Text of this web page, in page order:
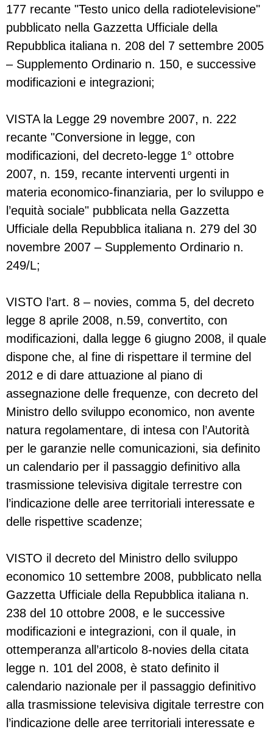
177 recante "Testo unico della radiotelevisione"
pubblicato nella Gazzetta Ufficiale della
Repubblica italiana n. 208 del 7 settembre 2005
– Supplemento Ordinario n. 150, e successive
modificazioni e integrazioni;
VISTA la Legge 29 novembre 2007, n. 222
recante "Conversione in legge, con
modificazioni, del decreto-legge 1° ottobre
2007, n. 159, recante interventi urgenti in
materia economico-finanziaria, per lo sviluppo e
l’equità sociale" pubblicata nella Gazzetta
Ufficiale della Repubblica italiana n. 279 del 30
novembre 2007 – Supplemento Ordinario n.
249/L;
VISTO l’art. 8 – novies, comma 5, del decreto
legge 8 aprile 2008, n.59, convertito, con
modificazioni, dalla legge 6 giugno 2008, il quale
dispone che, al fine di rispettare il termine del
2012 e di dare attuazione al piano di
assegnazione delle frequenze, con decreto del
Ministro dello sviluppo economico, non avente
natura regolamentare, di intesa con l’Autorità
per le garanzie nelle comunicazioni, sia definito
un calendario per il passaggio definitivo alla
trasmissione televisiva digitale terrestre con
l’indicazione delle aree territoriali interessate e
delle rispettive scadenze;
VISTO il decreto del Ministro dello sviluppo
economico 10 settembre 2008, pubblicato nella
Gazzetta Ufficiale della Repubblica italiana n.
238 del 10 ottobre 2008, e le successive
modificazioni e integrazioni, con il quale, in
ottemperanza all’articolo 8-novies della citata
legge n. 101 del 2008, è stato definito il
calendario nazionale per il passaggio definitivo
alla trasmissione televisiva digitale terrestre con
l’indicazione delle aree territoriali interessate e